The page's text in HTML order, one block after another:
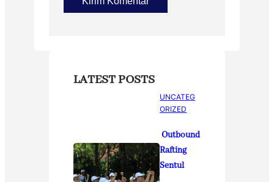
LATEST POSTS
UNCATEG
ORIZED
Outbound
Rafting
Sentul